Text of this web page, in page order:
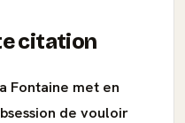
citation
Fontaine met en
de vouloir